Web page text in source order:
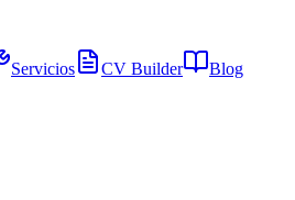
Servicios CV Builder Blog